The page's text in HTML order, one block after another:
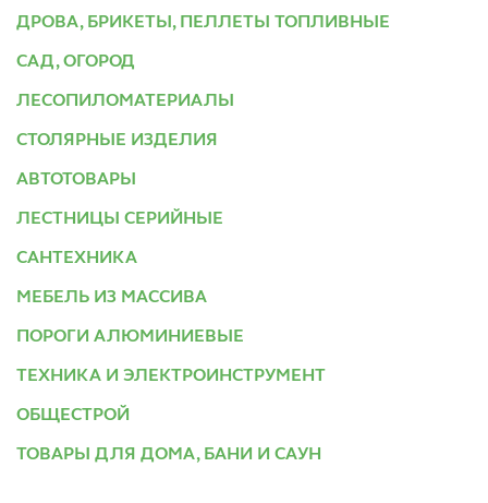
ДРОВА, БРИКЕТЫ, ПЕЛЛЕТЫ ТОПЛИВНЫЕ
САД, ОГОРОД
ЛЕСОПИЛОМАТЕРИАЛЫ
СТОЛЯРНЫЕ ИЗДЕЛИЯ
АВТОТОВАРЫ
ЛЕСТНИЦЫ СЕРИЙНЫЕ
САНТЕХНИКА
МЕБЕЛЬ ИЗ МАССИВА
ПОРОГИ АЛЮМИНИЕВЫЕ
ТЕХНИКА И ЭЛЕКТРОИНСТРУМЕНТ
ОБЩЕСТРОЙ
ТОВАРЫ ДЛЯ ДОМА, БАНИ И САУН